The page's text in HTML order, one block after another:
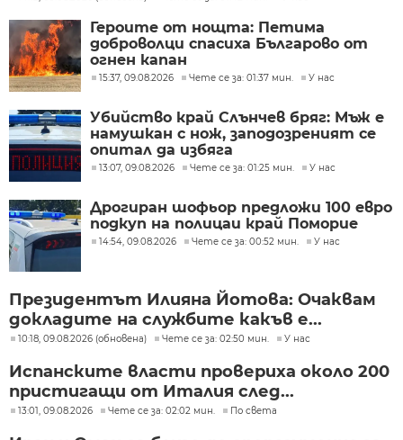
Героите от нощта: Петима
доброволци спасиха Българово от
огнен капан
15:37, 09.08.2026 Чете се за: 01:37 мин. У нас
Убийство край Слънчев бряг: Мъж е
намушкан с нож, заподозреният се
опитал да избяга
13:07, 09.08.2026 Чете се за: 01:25 мин. У нас
Дрогиран шофьор предложи 100 евро
подкуп на полицаи край Поморие
14:54, 09.08.2026 Чете се за: 00:52 мин. У нас
Президентът Илияна Йотова: Очаквам
докладите на службите какъв е...
10:18, 09.08.2026 (обновена) Чете се за: 02:50 мин. У нас
Испанските власти провериха около 200
пристигащи от Италия след...
13:01, 09.08.2026 Чете се за: 02:02 мин. По света